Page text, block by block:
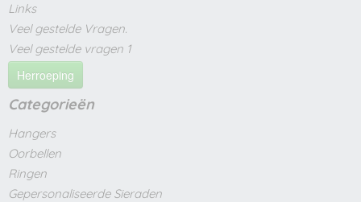
Links
Veel gestelde Vragen.
Veel gestelde vragen 1
Herroeping
Categorieën
Hangers
Oorbellen
Ringen
Gepersonaliseerde Sieraden